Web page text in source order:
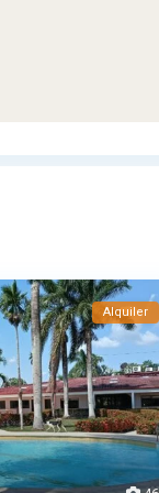
Alquiler